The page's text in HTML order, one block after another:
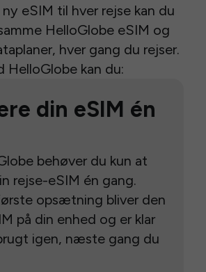
eSIM til hver rejse kan du
HelloGlobe eSIM og
hver gang du rejser.
HelloGlobe kan du:
din eSIM én
behøver du kun at
rejse-eSIM én gang.
opsætning bliver den
på din enhed og er klar
igen, næste gang du